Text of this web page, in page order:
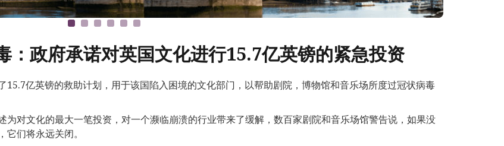
：政府承诺对英国文化进行15.7亿英镑的紧急投资
15.7亿英镑的救助计划，用于该国陷入困境的文化部门，以帮助剧院，博物馆和音乐场所度过冠状病毒
为对文化的最大一笔投资，对一个濒临崩溃的行业带来了缓解，数百家剧院和音乐场馆警告说，如果没
它们将永远关闭。